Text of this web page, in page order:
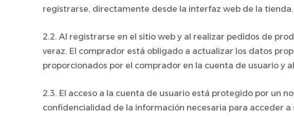
registrarse, directamente desde la interfaz web de la tienda.
2.2. Al registrarse en el sitio web y al realizar pedidos de
veraz. El comprador está obligado a actualizar los datos
proporcionados por el comprador en la cuenta de usuario y
2.3. El acceso a la cuenta de usuario está protegido por un
confidencialidad de la información necesaria para acceder a